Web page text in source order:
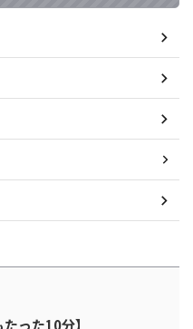
たった10分】